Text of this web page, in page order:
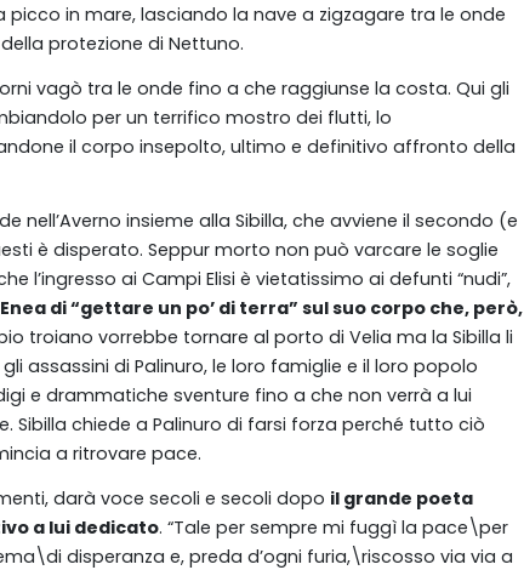
picco in mare, lasciando la nave a zigzagare tra le onde
protezione di Nettuno.
vagò tra le onde fino a che raggiunse la costa. Qui gli
per un terrifico mostro dei flutti, lo
il corpo insepolto, ultimo e definitivo affronto della
nell’Averno insieme alla Sibilla, che avviene il secondo (e
è disperato. Seppur morto non può varcare le soglie
l’ingresso ai Campi Elisi è vietatissimo ai defunti “nudi”,
di “gettare un po’ di terra” sul suo corpo che, però,
troiano vorrebbe tornare al porto di Velia ma la Sibilla li
assassini di Palinuro, le loro famiglie e il loro popolo
e drammatiche sventure fino a che non verrà a lui
Sibilla chiede a Palinuro di farsi forza perché tutto ciò
a ritrovare pace.
darà voce secoli e secoli dopo il grande poeta
a lui dedicato. “Tale per sempre mi fuggì la pace\per
disperanza e, preda d’ogni furia,\riscosso via via a